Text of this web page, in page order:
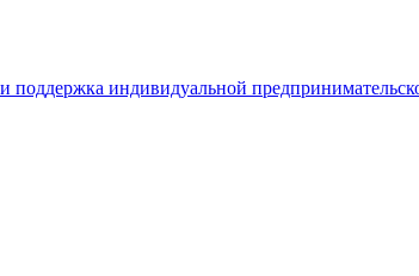
поддержка индивидуальной